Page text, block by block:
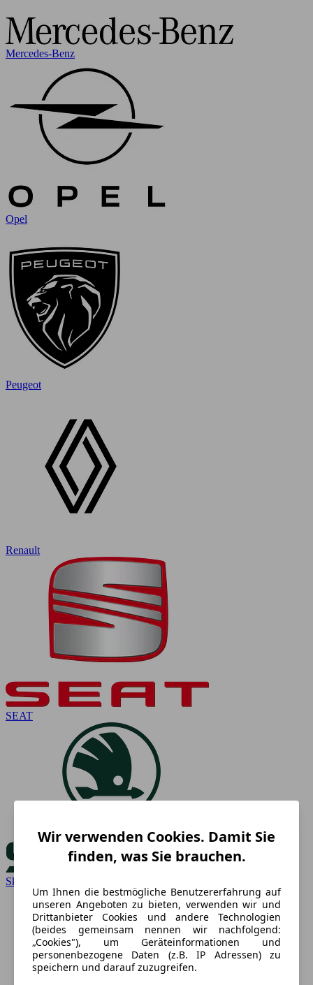
Mercedes-Benz
Opel
Peugeot
Renault
SEAT
Skoda
Wir verwenden Cookies. Damit Sie
finden, was Sie brauchen.
Um Ihnen die bestmögliche Benutzererfahrung auf
unseren Angeboten zu bieten, verwenden wir und
Drittanbieter Cookies und andere Technologien
(beides gemeinsam nennen wir nachfolgend:
„Cookies"), um Geräteinformationen und
personenbezogene Daten (z.B. IP Adressen) zu
speichern und darauf zuzugreifen.